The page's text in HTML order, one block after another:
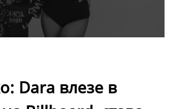
Dara влезе в